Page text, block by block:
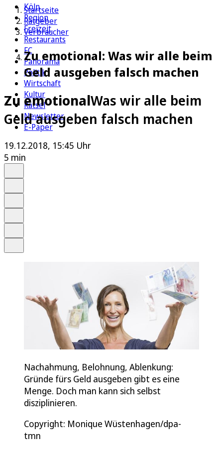
Köln
Region
Freizeit
Restaurants
FC
Panorama
Politik
Wirtschaft
Kultur
Rätsel
Newsletter
E-Paper
Startseite
Ratgeber
Verbraucher
Zu emotional: Was wir alle beim
Geld ausgeben falsch machen
Zu emotionalWas wir alle beim
Geld ausgeben falsch machen
19.12.2018, 15:45 Uhr
5 min
Nachahmung, Belohnung, Ablenkung:
Gründe fürs Geld ausgeben gibt es eine
Menge. Doch man kann sich selbst
disziplinieren.
Copyright: Monique Wüstenhagen/dpa-
tmn